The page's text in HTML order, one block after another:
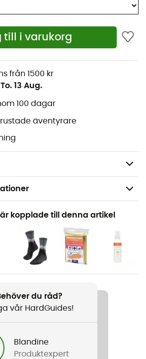
till i varukorg
från 1500 kr
To. 13 Aug.
100 dagar
äventyrare
om några kilometer eller en
ditt äventyr. Med hög
IGN-karta (skala 1:25 000)
för att navigera på stigarna
Les Bains och upptäcka dess
vattendrag, stugor och
platser... Utöver din
är denna vandringskarta från IGN
i din ryggsäck och i dina händer!
/ Resa
kopplade till denna artikel
du råd?
vår HardGuides!
Blandine
Produktexpert